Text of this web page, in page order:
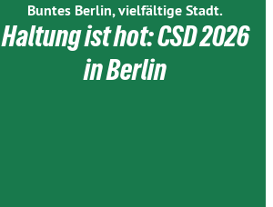
Buntes Berlin, vielfältige Stadt.
Haltung ist hot: CSD 2026
in Berlin